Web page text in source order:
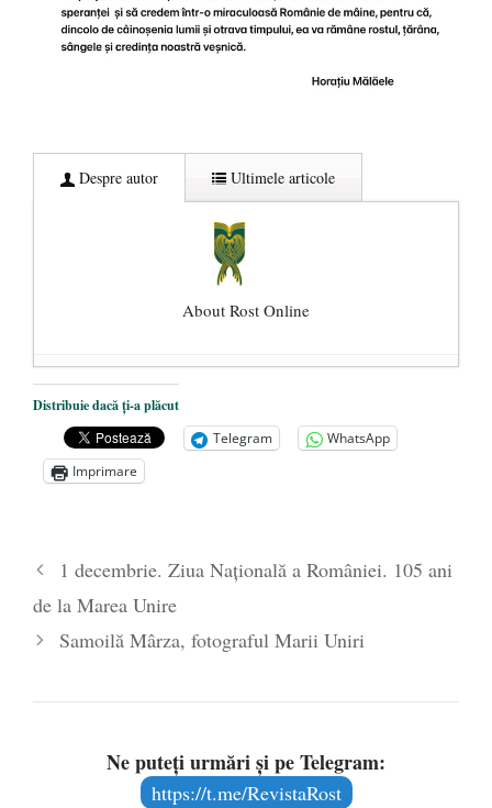
Despre autor Ultimele articole
About Rost Online
Dezvăluiri cutremurătoare despre
președintele Ucrainei, Volodymyr
Zelensky
- 13 mai 2026
Statul care servește Națiunea
poetului Octavian Goga, înlăturat din Iași
- 16 aprilie 2026
Distribuie dacă ți-a plăcut
Telegram
WhatsApp
Imprimare
1 decembrie. Ziua Națională a României. 105 ani
de la Marea Unire
Samoilă Mârza, fotograful Marii Uniri
Ne puteți urmări și pe Telegram:
https://t.me/RevistaRost